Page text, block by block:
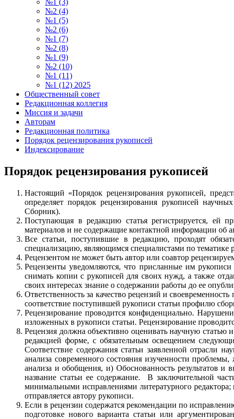
№1 (3)
№2 (4)
№1 (5)
№2 (6)
№1 (7)
№2 (8)
№1 (9)
№2 (10)
№1 (11)
№1 (12) 2025
Общественный совет
Редакционная коллегия
Миссия и задачи
Авторам
Редакционная политика
Порядок рецензирования рукописей
Индексирование
Порядок рецензирования рукописей
Настоящий «Порядок рецензирования рукописей,
определяет порядок рецензирования рукописей
Сборник).
Поступающая в редакцию статья регистрируется, ей
материалов и не содержащие контактной информации об
Все статьи, поступившие в редакцию, проходят
специализацию, являющимся специалистами по тематике
Рецензентом не может быть автор или соавтор
Рецензенты уведомляются, что присланные им
снимать копии с рукописей для своих нужд, а также
своих интересах знание о содержании работы до ее
Ответственность за качество рецензий и
соответствие поступившей рукописи статьи профилю
Рецензирование проводится конфиденциально.
изложенных в рукописи статьи. Рецензирование
Рецензия должна объективно оценивать научную статью
редакцией форме, с обязательным освещением
Соответствие содержания статьи заявленной отрасли
анализа современного состояния изученности
анализа и обобщения, и) Обоснованность результатов
название статьи ее содержание. В заключительной
минимальными исправлениями литературного
отправляется автору рукописи.
Если в рецензии содержатся рекомендации по
подготовке нового варианта статьи или